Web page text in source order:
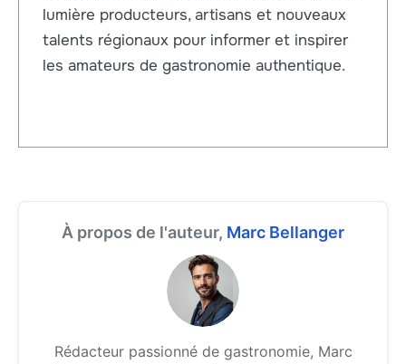
lumière producteurs, artisans et nouveaux
talents régionaux pour informer et inspirer
les amateurs de gastronomie authentique.
À propos de l'auteur, Marc Bellanger
Rédacteur passionné de gastronomie, Marc